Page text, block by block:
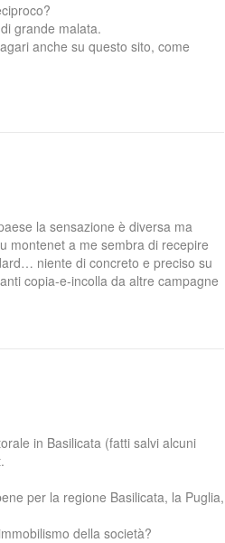
grande malata.
anche su questo sito, come
la sensazione è diversa ma
montenet a me sembra di recepire
niente di concreto e preciso su
copia-e-incolla da altre campagne
in Basilicata (fatti salvi alcuni
per la regione Basilicata, la Puglia,
della società?